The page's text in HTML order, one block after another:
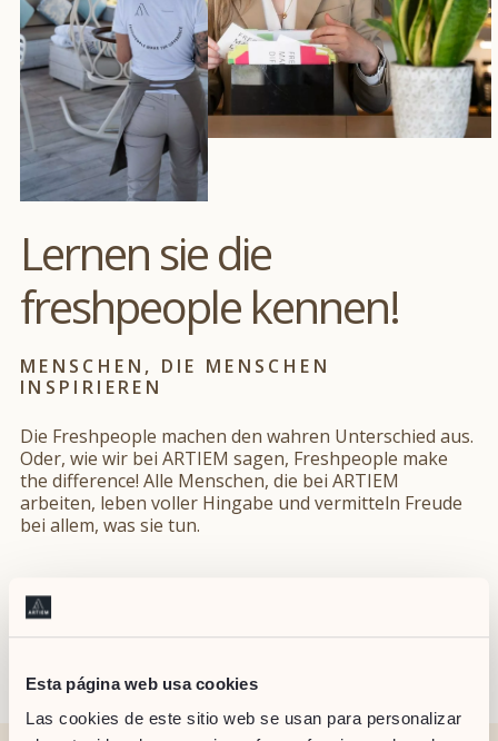
Esta página web usa cookies
Las cookies de este sitio web se usan para personalizar
Lernen sie die
freshpeople kennen!
MENSCHEN, DIE MENSCHEN
INSPIRIEREN
Die Freshpeople machen den wahren Unterschied aus.
Oder, wie wir bei ARTIEM sagen, Freshpeople make
the difference! Alle Menschen, die bei ARTIEM
arbeiten, leben voller Hingabe und vermitteln Freude
bei allem, was sie tun.